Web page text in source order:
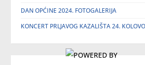
DAN OPĆINE 2024. FOTOGALERIJA
KONCERT PRLJAVOG KAZALIŠTA 24.